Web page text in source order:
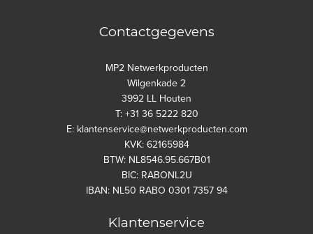
Contactgegevens
MP2 Netwerkproducten
Wilgenkade 2
3992 LL Houten
T: +31 36 5222 820
E: klantenservice@netwerkproducten.com
KVK: 62165984
BTW: NL8546.95.667B01
BIC: RABONL2U
IBAN: NL50 RABO 0301 7357 94
Klantenservice